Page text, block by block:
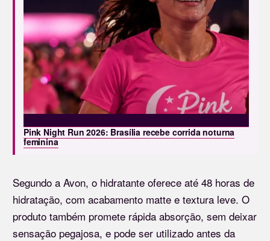
Pink Night Run 2026: Brasília recebe corrida noturna
feminina
Segundo a Avon, o hidratante oferece até 48 horas de
hidratação, com acabamento matte e textura leve. O
produto também promete rápida absorção, sem deixar
sensação pegajosa, e pode ser utilizado antes da